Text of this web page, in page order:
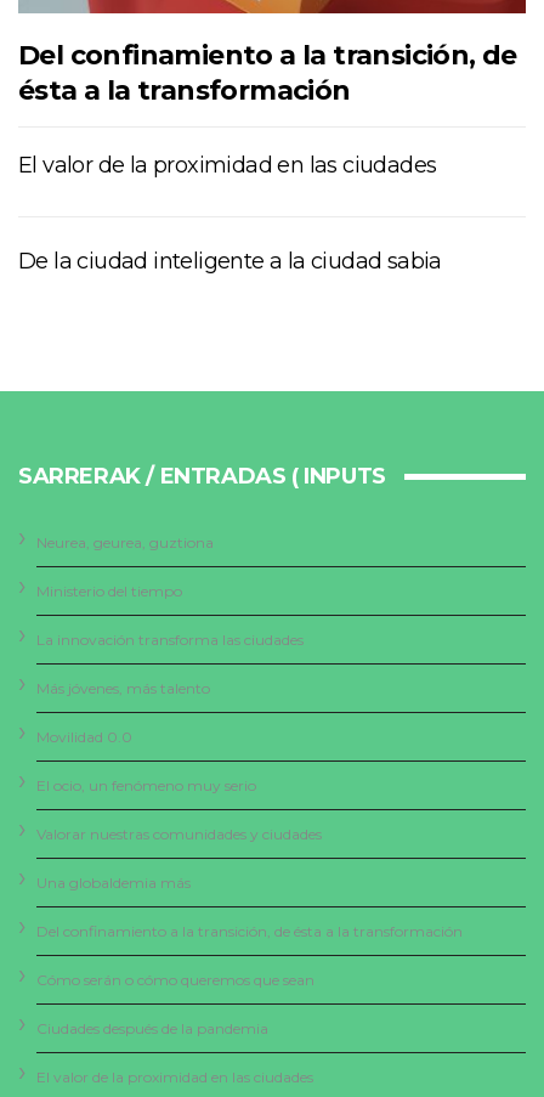
Del confinamiento a la transición, de
ésta a la transformación
El valor de la proximidad en las ciudades
De la ciudad inteligente a la ciudad sabia
SARRERAK / ENTRADAS ( INPUTS
Neurea, geurea, guztiona
Ministerio del tiempo
La innovación transforma las ciudades
Más jóvenes, más talento
Movilidad 0.0
El ocio, un fenómeno muy serio
Valorar nuestras comunidades y ciudades
Una globaldemia más
Del confinamiento a la transición, de ésta a la transformación
Cómo serán o cómo queremos que sean
Ciudades después de la pandemia
El valor de la proximidad en las ciudades